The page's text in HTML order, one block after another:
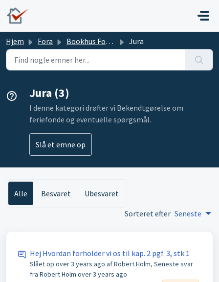
Hjem Fora Bookhus Forums Jura
Jura (3)
I denne kategori drøfter vi Bekendtgørelse om
feriefonde og eventuelle spørgsmål.
Slå et emne op
Alle Besvaret Ubesvaret
Sorteret efter Seneste
Hej Hvordan forholder vi os til kap. 2 pgf. 3, stk 1
Slået op over 3 years ago af Robert Holm, Seneste svar
fra Robert Holm over 3 years ago